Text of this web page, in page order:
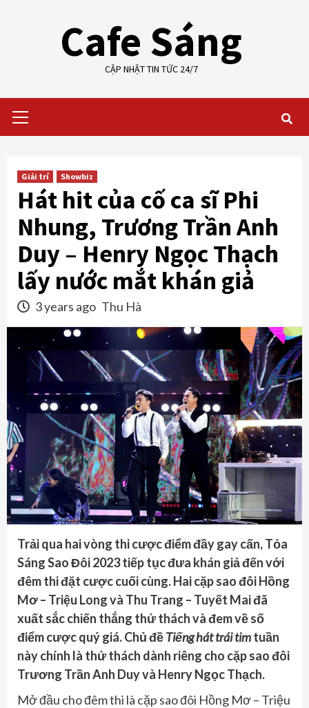
Cafe Sáng
CẬP NHẬT TIN TỨC 24/7
Menu
Giải trí Showbiz
Hát hit của cố ca sĩ Phi
Nhung, Trương Trần Anh
Duy – Henry Ngọc Thạch
lấy nước mắt khán giả
3 years ago Thu Hà
Trải qua hai vòng thi cược điểm đầy gay cấn, Tỏa
Sáng Sao Đôi 2023 tiếp tục đưa khán giả đến với
đêm thi đặt cược cuối cùng. Hai cặp sao đôi Hồng
Mơ – Triệu Long và Thu Trang – Tuyết Mai đã
xuất sắc chiến thắng thử thách và đem về số
điểm cược quý giá. Chủ đềTiếng hát trái timtuần
này chính là thử thách dành riêng cho cặp sao đôi
Trương Trần Anh Duy và Henry Ngọc Thạch.
Mở đầu cho đêm thi là cặp sao đôi Hồng Mơ – Triệu